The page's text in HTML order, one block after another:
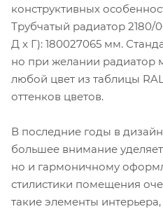
конструктивных
Трубчатый радиатор 2180/
Д x Г): 180027065 мм.
но при желании радиатор
любой цвет из таблицы
оттенков цветов.
В последние годы в
большее внимание
но и гармоничному
стилистики помещения
такие элементы